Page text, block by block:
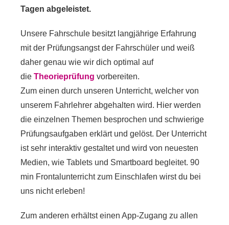
Tagen abgeleistet.
Unsere Fahrschule besitzt langjährige Erfahrung
mit der Prüfungsangst der Fahrschüler und weiß
daher genau wie wir dich optimal auf
die Theorieprüfung vorbereiten.
Zum einen durch unseren Unterricht, welcher von
unserem Fahrlehrer abgehalten wird. Hier werden
die einzelnen Themen besprochen und schwierige
Prüfungsaufgaben erklärt und gelöst. Der Unterricht
ist sehr interaktiv gestaltet und wird von neuesten
Medien, wie Tablets und Smartboard begleitet. 90
min Frontalunterricht zum Einschlafen wirst du bei
uns nicht erleben!
Zum anderen erhältst einen App-Zugang zu allen